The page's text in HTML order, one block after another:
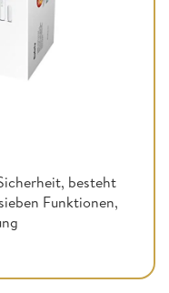
besteht
Funktionen,